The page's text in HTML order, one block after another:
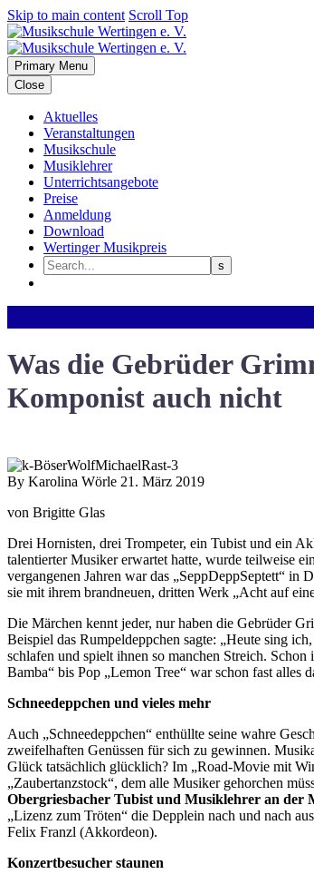
Skip to main content Scroll Top
Primary Menu
Close
Aktuelles
Veranstaltungen
Musikschule
Musiklehrer
Unterrichtsangebote
Preise
Anmeldung
Download
Wertinger Musikpreis
Was die Gebrüder
Komponist auch nicht
By Karolina Wörle 21. März 2019
von Brigitte Glas
Drei Hornisten, drei Trompeter, ein Tubist und ein
talentierter Musiker erwartet hatte, wurde teilweise
vergangenen Jahren war das „SeppDeppSeptett“
sie mit ihrem brandneuen, dritten Werk „Acht auf
Die Märchen kennt jeder, nur haben die Gebrüder
Beispiel das Rumpeldeppchen sagte: „Heute sing
schlafen und spielt ihnen so manchen Streich.
Bamba“ bis Pop „Lemon Tree“ war schon fast alles
Schneedeppchen und vieles mehr
Auch „Schneedeppchen“ enthüllte seine wahre
zweifelhaften Genüssen für sich zu gewinnen.
Glück tatsächlich glücklich? Im „Road-Movie mit
„Zaubertanzstock“, dem alle Musiker gehorchen
Obergriesbacher Tubist und Musiklehrer an der
„Lizenz zum Tröten“ die Depplein nach und nach
Felix Franzl (Akkordeon).
Konzertbesucher staunen